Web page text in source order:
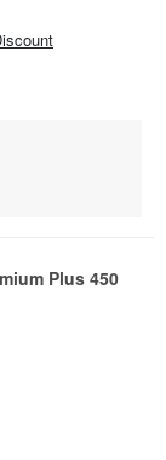
Plus 450